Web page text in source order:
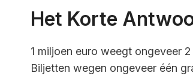
Het Korte
1 miljoen euro weegt ongeveer
Biljetten wegen ongeveer één